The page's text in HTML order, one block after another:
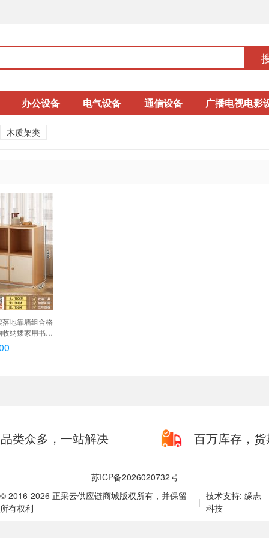
办公设备 电气设备 通信设备 广播电视电影
木质架类
地靠墙组合格
纳矮家用书柜
木120*30*75,
木120*30*75
品类众多，一站解决 百万库存，
苏ICP备2026020732号
© 2016-2026 正采云供应链商城版权所有，并保留
所有权利
|
技术支持: 缘志
科技